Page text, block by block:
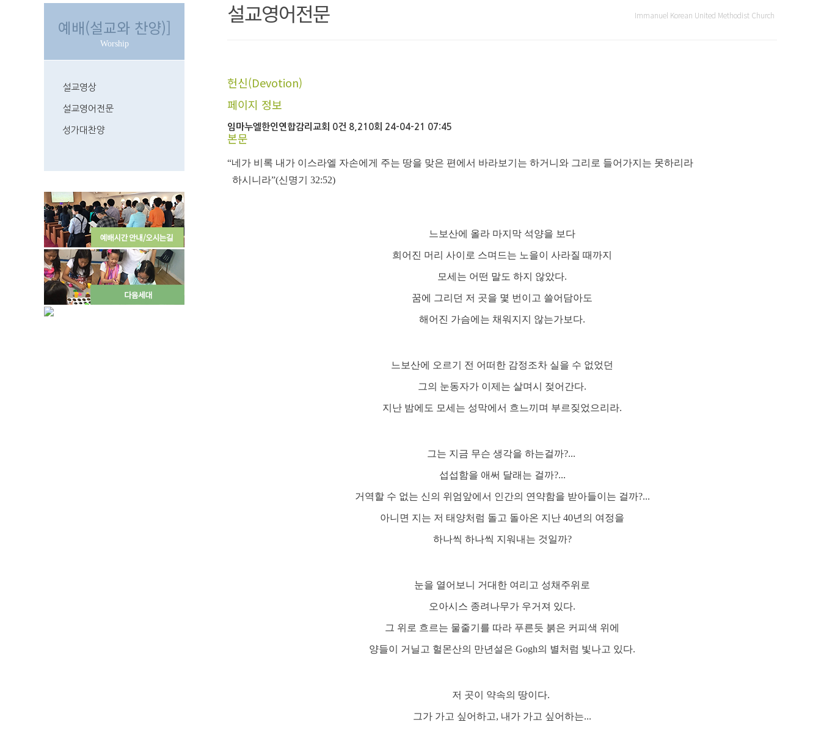
예배(설교와 찬양)]
Worship
설교영상
설교영어전문
성가대찬양
설교영어전문 Immanuel Korean United Methodist Church
헌신(Devotion)
페이지 정보
임마누엘한인연합감리교회 0건 8,210회 24-04-21 07:45
본문
“네가 비록 내가 이스라엘 자손에게 주는 땅을 맞은 편에서 바라보기는 하거니와 그리로 들어가지는 못하리라
하시니라”(신명기 32:52)
느보산에 올라 마지막 석양을 보다
희어진 머리 사이로 스며드는 노을이 사라질 때까지
모세는 어떤 말도 하지 않았다.
꿈에 그리던 저 곳을 몇 번이고 쓸어담아도
해어진 가슴에는 채워지지 않는가보다.
느보산에 오르기 전 어떠한 감정조차 실을 수 없었던
그의 눈동자가 이제는 살며시 젖어간다.
지난 밤에도 모세는 성막에서 흐느끼며 부르짖었으리라.
그는 지금 무슨 생각을 하는걸까?...
섭섭함을 애써 달래는 걸까?...
거역할 수 없는 신의 위엄앞에서 인간의 연약함을 받아들이는 걸까?...
아니면 지는 저 태양처럼 돌고 돌아온 지난 40년의 여정을
하나씩 하나씩 지워내는 것일까?
눈을 열어보니 거대한 여리고 성채주위로
오아시스 종려나무가 우거져 있다.
그 위로 흐르는 물줄기를 따라 푸른듯 붉은 커피색 위에
양들이 거닐고 헐몬산의 만년설은 Gogh의 별처럼 빛나고 있다.
저 곳이 약속의 땅이다.
그가 가고 싶어하고, 내가 가고 싶어하는...